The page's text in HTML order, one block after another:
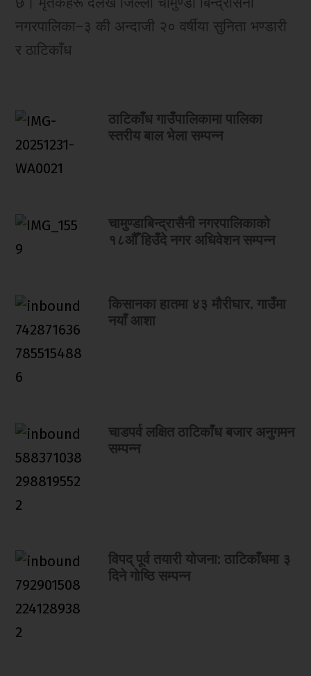
नगरपालिका–३ की अन्दाजी २० वर्षीया सुनिता भण्डारी
र ठाटिकाँध
ठाटिकाँध गाउँपालिकामा पालिका
स्तरीय बाल भेला सम्पन्न
चामुण्डाबिन्द्रासैनी नगरपालिकाको
१८औँ हिउँदे नगर अधिवेशन सम्पन्न
किसानका हातमा ४३ मौरीघार, गाउँमा
नयाँ आशा
चाडपर्व लक्षित ठाटिकाँध बजार अनुगमन
सम्पन्न
विपद् पूर्व तयारी योजना: ठाटिकाँधमा ३
दिने गोष्ठि सम्पन्न